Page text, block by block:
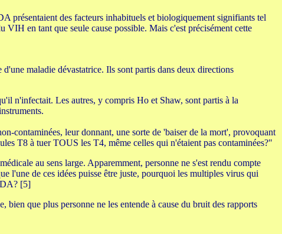
présentaient des facteurs inhabituels et biologiquement signifiants tel
en tant que seule cause possible. Mais c'est précisément cette
maladie dévastatrice. Ils sont partis dans deux directions
n'infectait. Les autres, y compris Ho et Shaw, sont partis à la
contaminées, leur donnant, une sorte de 'baiser de la mort', provoquant
T8 à tuer TOUS les T4, même celles qui n'étaient pas contaminées?"
au sens large. Apparemment, personne ne s'est rendu compte
l'une de ces idées puisse être juste, pourquoi les multiples virus qui
[5]
bien que plus personne ne les entende à cause du bruit des rapports